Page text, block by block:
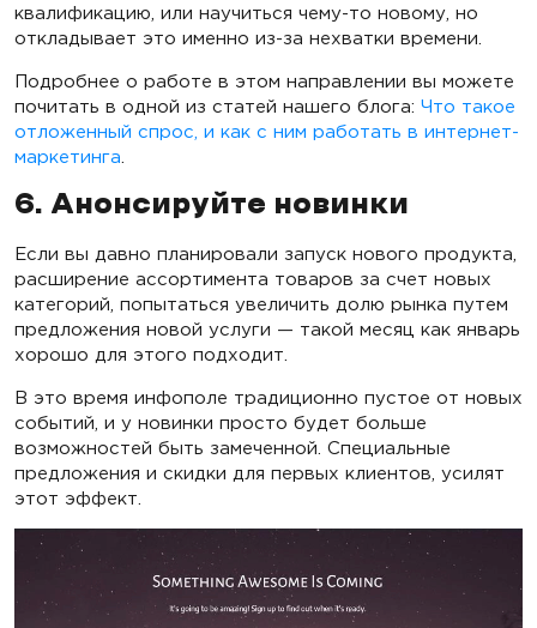
квалификацию, или научиться чему-то новому, но
откладывает это именно из-за нехватки времени.
Подробнее о работе в этом направлении вы можете
почитать в одной из статей нашего блога: Что такое
отложенный спрос, и как с ним работать в интернет-
маркетинга
6. Анонсируйте новинки
Если вы давно планировали запуск нового продукта,
расширение ассортимента товаров за счет новых
категорий, попытаться увеличить долю рынка путем
предложения новой услуги — такой месяц как январь
хорошо для этого подходит.
В это время инфополе традиционно пустое от новых
событий, и у новинки просто будет больше
возможностей быть замеченной. Специальные
предложения и скидки для первых клиентов, усилят
этот эффект.